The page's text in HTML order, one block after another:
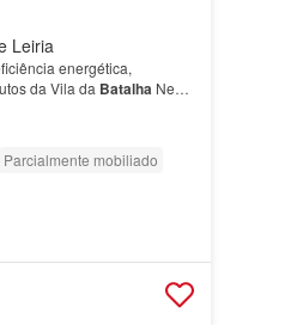
Leiria
energética,
da Vila da BatalhaNeste
Parcialmente mobiliado